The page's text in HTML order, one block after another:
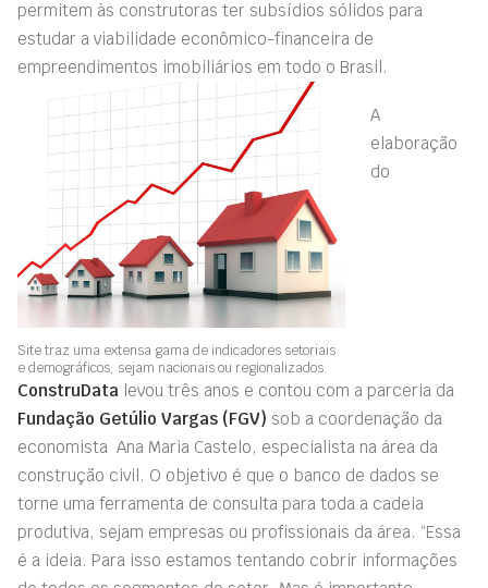
permitem às construtoras ter subsídios sólidos para
estudar a viabilidade econômico-fi­nanceira de
empreendimentos imobiliários em todo o Brasil.
Site traz uma extensa gama de indicadores setoriais
e demográficos, sejam nacionais ou regionalizados.
A
elaboração
do
ConstruData levou três anos e contou com a parceria da
Fundação Getúlio Vargas (FGV) sob a coordenação da
economista Ana Maria Castelo, especialista na área da
construção civil. O objetivo é que o banco de dados se
torne uma ferramenta de consulta para toda a cadeia
produtiva, sejam empresas ou profissionais da área. “Essa
é a ideia. Para isso estamos tentando cobrir informações